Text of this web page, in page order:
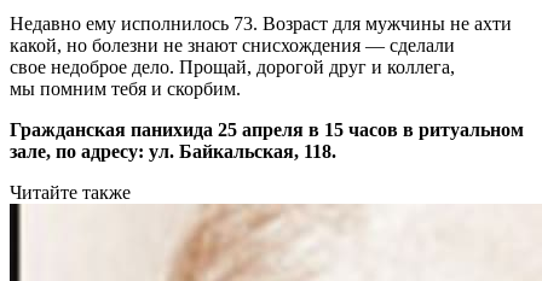
Недавно ему исполнилось 73. Возраст для мужчины не ахти
какой, но болезни не знают снисхождения — сделали
свое недоброе дело. Прощай, дорогой друг и коллега,
мы помним тебя и скорбим.
Гражданская панихида 25 апреля в 15 часов в ритуальном
зале, по адресу: ул. Байкальская, 118.
Читайте также